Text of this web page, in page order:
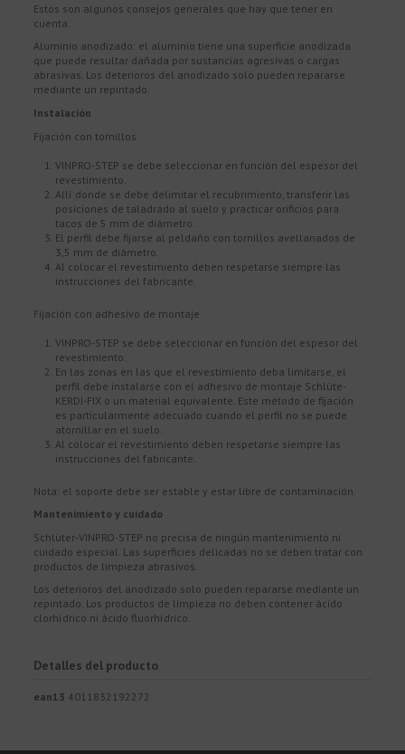
Estos son algunos consejos generales que hay que tener en
cuenta.
Aluminio anodizado: el aluminio tiene una superficie anodizada
que puede resultar dañada por sustancias agresivas o cargas
abrasivas. Los deterioros del anodizado solo pueden repararse
mediante un repintado.
Instalación
Fijación con tornillos
VINPRO-STEP se debe seleccionar en función del espesor del
revestimiento.
Allí donde se debe delimitar el recubrimiento, transferir las
posiciones de taladrado al suelo y practicar orificios para
tacos de 5 mm de diámetro.
El perfil debe fijarse al peldaño con tornillos avellanados de
3,5 mm de diámetro.
Al colocar el revestimiento deben respetarse siempre las
instrucciones del fabricante.
Fijación con adhesivo de montaje
VINPRO-STEP se debe seleccionar en función del espesor del
revestimiento.
En las zonas en las que el revestimiento deba limitarse, el
perfil debe instalarse con el adhesivo de montaje Schlüte-
KERDI-FIX o un material equivalente. Este método de fijación
es particularmente adecuado cuando el perfil no se puede
atornillar en el suelo.
Al colocar el revestimiento deben respetarse siempre las
instrucciones del fabricante.
Nota: el soporte debe ser estable y estar libre de contaminación.
Mantenimiento y cuidado
Schlüter-VINPRO-STEP no precisa de ningún mantenimiento ni
cuidado especial. Las superficies delicadas no se deben tratar con
productos de limpieza abrasivos.
Los deterioros del anodizado solo pueden repararse mediante un
repintado. Los productos de limpieza no deben contener ácido
clorhídrico ni ácido fluorhídrico.
Detalles del producto
ean13 4011832192272